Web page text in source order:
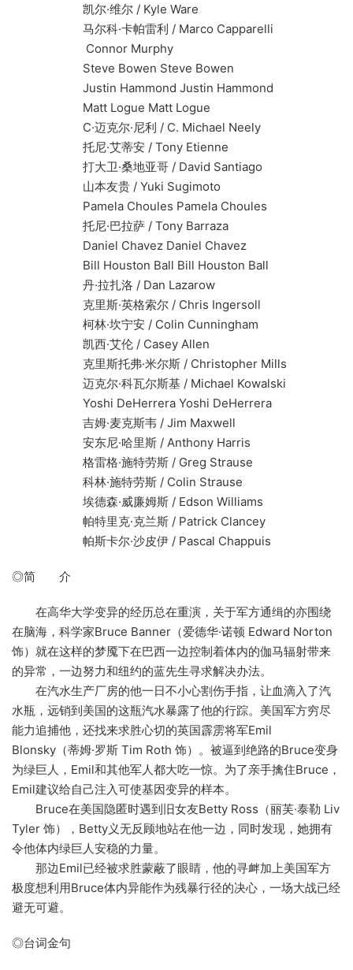
凯尔·维尔 / Kyle Ware
马尔科·卡帕雷利 / Marco Capparelli
Connor Murphy
Steve Bowen Steve Bowen
Justin Hammond Justin Hammond
Matt Logue Matt Logue
C·迈克尔·尼利 / C. Michael Neely
托尼·艾蒂安 / Tony Etienne
打大卫·桑地亚哥 / David Santiago
山本友贵 / Yuki Sugimoto
Pamela Choules Pamela Choules
托尼·巴拉萨 / Tony Barraza
Daniel Chavez Daniel Chavez
Bill Houston Ball Bill Houston Ball
丹·拉扎洛 / Dan Lazarow
克里斯·英格索尔 / Chris Ingersoll
柯林·坎宁安 / Colin Cunningham
凯西·艾伦 / Casey Allen
克里斯托弗·米尔斯 / Christopher Mills
迈克尔·科瓦尔斯基 / Michael Kowalski
Yoshi DeHerrera Yoshi DeHerrera
吉姆·麦克斯韦 / Jim Maxwell
安东尼·哈里斯 / Anthony Harris
格雷格·施特劳斯 / Greg Strause
科林·施特劳斯 / Colin Strause
埃德森·威廉姆斯 / Edson Williams
帕特里克·克兰斯 / Patrick Clancey
帕斯卡尔·沙皮伊 / Pascal Chappuis
◎简 介
在高华大学变异的经历总在重演，关于军方通缉的亦围绕
在脑海，科学家Bruce Banner（爱德华·诺顿 Edward Norton
饰）就在这样的梦魇下在巴西一边控制着体内的伽马辐射带来
的异常，一边努力和纽约的蓝先生寻求解决办法。
在汽水生产厂房的他一日不小心割伤手指，让血滴入了汽
水瓶，远销到美国的这瓶汽水暴露了他的行踪。美国军方穷尽
能力追捕他，还找来求胜心切的英国霹雳将军Emil
Blonsky（蒂姆·罗斯 Tim Roth 饰）。被逼到绝路的Bruce变身
为绿巨人，Emil和其他军人都大吃一惊。为了亲手擒住Bruce，
Emil建议给自己注入可使基因变异的样本。
Bruce在美国隐匿时遇到旧女友Betty Ross（丽芙·泰勒 Liv
Tyler 饰），Betty义无反顾地站在他一边，同时发现，她拥有
令他体内绿巨人安稳的力量。
那边Emil已经被求胜蒙蔽了眼睛，他的寻衅加上美国军方
极度想利用Bruce体内异能作为残暴行径的决心，一场大战已经
避无可避。
◎台词金句